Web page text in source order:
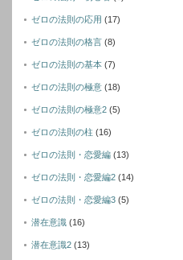
ゼロの法則の応用 (17)
ゼロの法則の格言 (8)
ゼロの法則の基本 (7)
ゼロの法則の極意 (18)
ゼロの法則の極意2 (5)
ゼロの法則の柱 (16)
ゼロの法則・恋愛編 (13)
ゼロの法則・恋愛編2 (14)
ゼロの法則・恋愛編3 (5)
潜在意識 (16)
潜在意識2 (13)